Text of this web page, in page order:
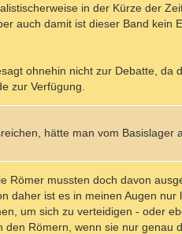
in der Kürze der
auch damit ist dieser Band kein
ohnehin nicht zur Debatte, da
zur Verfügung.
hätte man vom Basislager
Römer mussten doch davon
daher ist es in meinen Augen
um sich zu verteidigen - oder
Römern, wenn sie nur genau